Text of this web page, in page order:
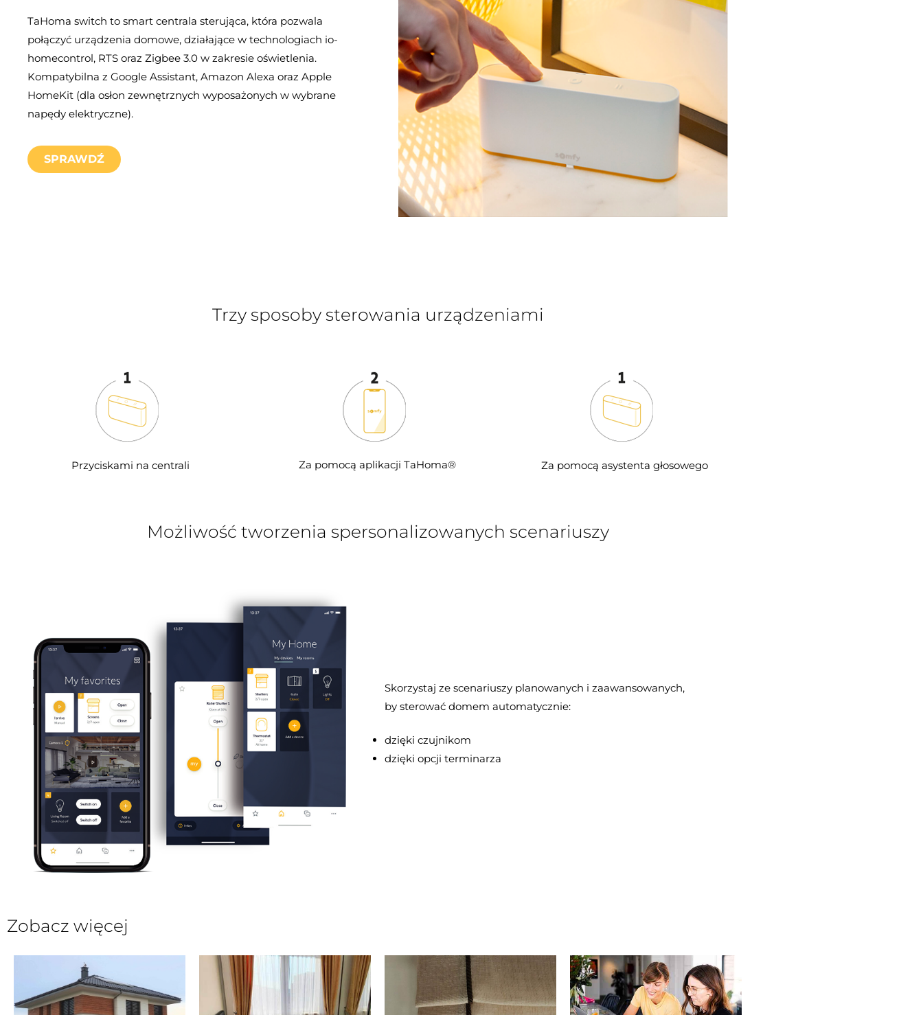
TaHoma switch to smart centrala sterująca, która pozwala
połączyć urządzenia domowe, działające w technologiach io-
homecontrol, RTS oraz Zigbee 3.0 w zakresie oświetlenia.
Kompatybilna z Google Assistant, Amazon Alexa oraz Apple
HomeKit (dla osłon zewnętrznych wyposażonych w wybrane
napędy elektryczne).
SPRAWDŹ
Trzy sposoby sterowania urządzeniami
Przyciskami na centrali Za pomocą aplikacji TaHoma® Za pomocą asystenta głosowego
Możliwość tworzenia spersonalizowanych scenariuszy
Skorzystaj ze scenariuszy planowanych i zaawansowanych,
by sterować domem automatycznie:
dzięki czujnikom
dzięki opcji terminarza
Zobacz więcej